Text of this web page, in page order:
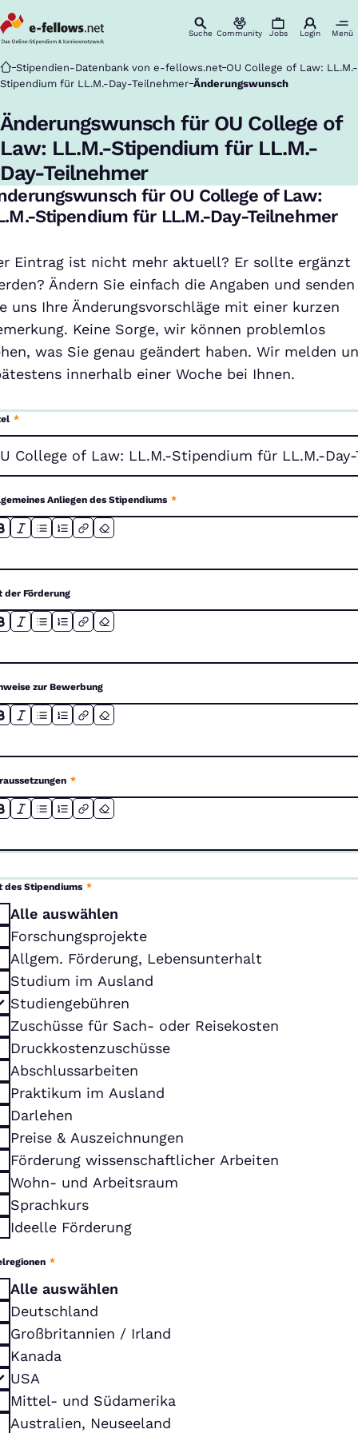
Suche Community Jobs Login Menü
Startseite
Stipendien-Datenbank von e-fellows.net OU College of Law: LL.M.-
Stipendium für LL.M.-Day-Teilnehmer Änderungswunsch
Änderungswunsch für OU College of
Law: LL.M.-Stipendium für LL.M.-
Day-Teilnehmer
für OU College of Law:
Stipendium für LL.M.-Day-Teilnehmer
Eintrag ist nicht mehr aktuell? Er sollte ergänzt
Ändern Sie einfach die Angaben und senden
uns Ihre Änderungsvorschläge mit einer kurzen
Keine Sorge, wir können problemlos
was Sie genau geändert haben. Wir melden
innerhalb einer Woche bei Ihnen.
*
Anliegen des Stipendiums *
der Förderung
zur Bewerbung
*
des Stipendiums *
Alle auswählen
Forschungsprojekte
Allgem. Förderung, Lebensunterhalt
Studium im Ausland
Studiengebühren
Zuschüsse für Sach- oder Reisekosten
Druckkostenzuschüsse
Abschlussarbeiten
Praktikum im Ausland
Darlehen
Preise & Auszeichnungen
Förderung wissenschaftlicher Arbeiten
Wohn- und Arbeitsraum
Sprachkurs
Ideelle Förderung
*
Alle auswählen
Deutschland
Großbritannien / Irland
Kanada
USA
Mittel- und Südamerika
Australien, Neuseeland